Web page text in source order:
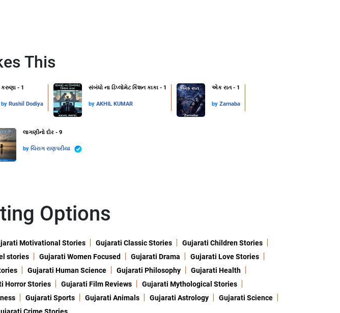
This
કરુણા - 1
by Rushil Dodiya
સંબંધો ના ડિપ્લોમેટ કિશન કાકા - 1
by AKHIL KUMAR
એક રાત - 1
by Zarnaba
લાગણીનો દોર - 9
by ચિરાગ રાણપરીયા
Options
Motivational Stories Gujarati Classic Stories
Gujarati Children Stories
stories Gujarati Women Focused Gujarati Drama
Gujarati Love Stories
Gujarati Human Science Gujarati Philosophy
Gujarati Health
Horror Stories Gujarati Film Reviews
Gujarati Mythological Stories
Gujarati Sports Gujarati Animals Gujarati Astrology
Gujarati Science